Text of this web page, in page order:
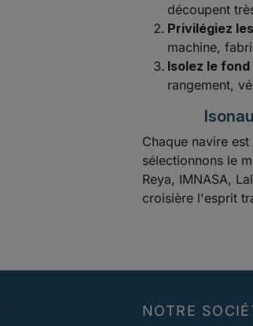
découpent
Privilégiez
machine,
Isolez le
rangement,
Chaque navire
sélectionnons le
Reya, IMNASA,
croisière l'esprit
NOTRE